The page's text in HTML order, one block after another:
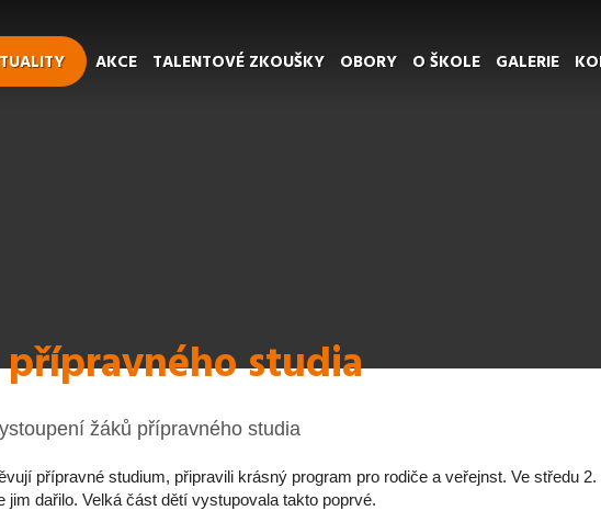
AKCE TALENTOVÉ ZKOUŠKY OBORY O ŠKOLE GALERIE
studia
žáků přípravného studia
přípravné studium, připravili krásný program pro rodiče a veřejnst. Ve středu
dařilo. Velká část dětí vystupovala takto poprvé.